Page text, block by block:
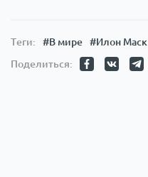
Теги: #В мире #Илон Маск
Поделиться: